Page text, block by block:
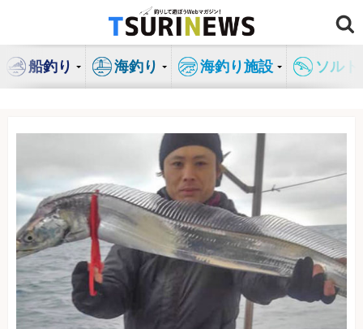
ン
船釣り 海釣り 海釣り施設 ソル